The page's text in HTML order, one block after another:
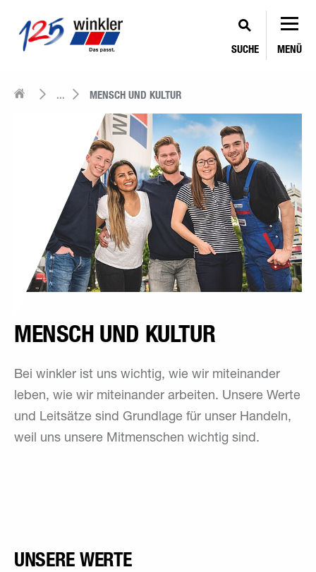
SUCHE MENÜ
... MENSCH UND KULTUR
MENSCH UND KULTUR
Bei winkler ist uns wichtig, wie wir miteinander
leben, wie wir miteinander arbeiten. Unsere Werte
und Leitsätze sind Grundlage für unser Handeln,
weil uns unsere Mitmenschen wichtig sind.
UNSERE WERTE